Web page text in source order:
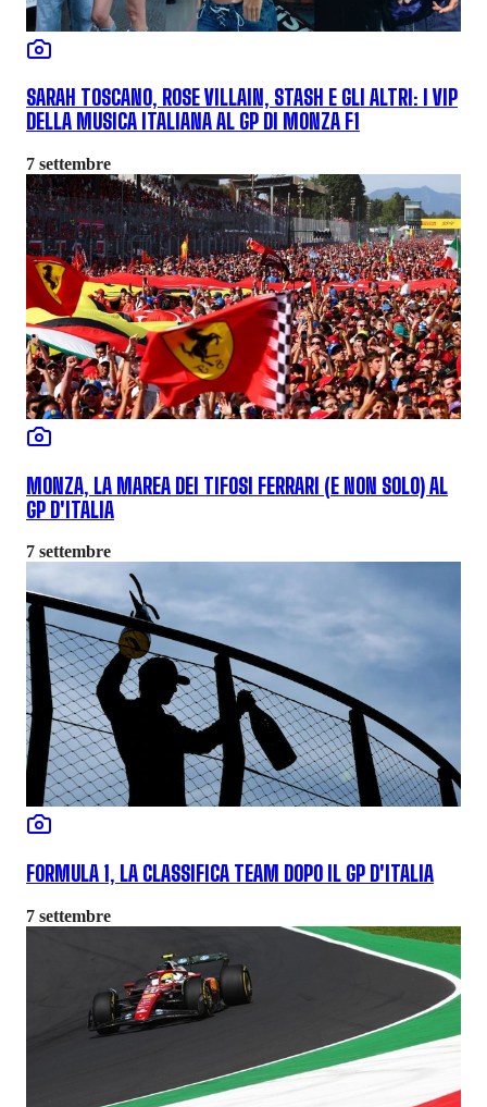
SARAH TOSCANO, ROSE VILLAIN, STASH E GLI ALTRI: I VIP
DELLA MUSICA ITALIANA AL GP DI MONZA F1
7 settembre
MONZA, LA MAREA DEI TIFOSI FERRARI (E NON SOLO) AL
GP D'ITALIA
7 settembre
FORMULA 1, LA CLASSIFICA TEAM DOPO IL GP D'ITALIA
7 settembre